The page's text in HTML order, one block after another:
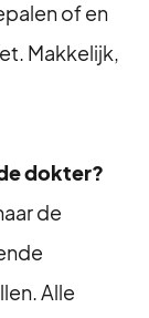
of en
Makkelijk,
dokter?
de
Alle